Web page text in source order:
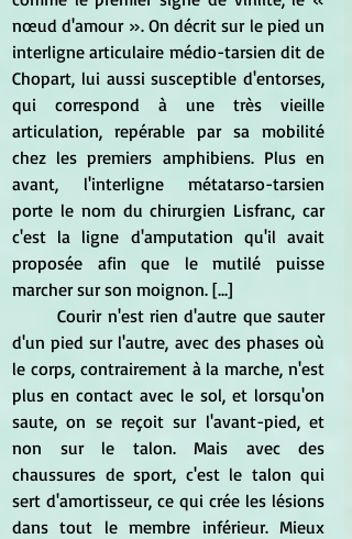
nœud d'amour ». On décrit sur le pied un
interligne articulaire médio-tarsien dit de
Chopart, lui aussi susceptible d'entorses,
qui correspond à une très vieille
articulation, repérable par sa mobilité
chez les premiers amphibiens. Plus en
avant, l'interligne métatarso-tarsien
porte le nom du chirurgien Lisfranc, car
c'est la ligne d'amputation qu'il avait
proposée afin que le mutilé puisse
marcher sur son moignon. [...]
	Courir n'est rien d'autre que sauter
d'un pied sur l'autre, avec des phases où
le corps, contrairement à la marche, n'est
plus en contact avec le sol, et lorsqu'on
saute, on se reçoit sur l'avant-pied, et
non sur le talon. Mais avec des
chaussures de sport, c'est le talon qui
sert d'amortisseur, ce qui crée les lésions
dans tout le membre inférieur. Mieux